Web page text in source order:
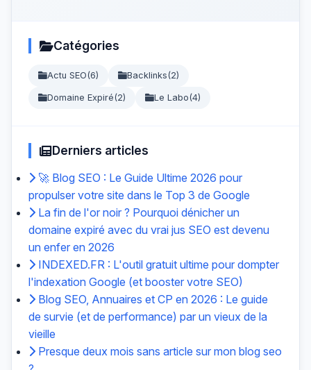
Catégories
Actu SEO(6) Backlinks(2)
Domaine Expiré(2) Le Labo(4)
Derniers articles
🚀 Blog SEO : Le Guide Ultime 2026 pour
propulser votre site dans le Top 3 de Google
La fin de l'or noir ? Pourquoi dénicher un
domaine expiré avec du vrai jus SEO est devenu
un enfer en 2026
INDEXED.FR : L'outil gratuit ultime pour dompter
l'indexation Google (et booster votre SEO)
Blog SEO, Annuaires et CP en 2026 : Le guide
de survie (et de performance) par un vieux de la
vieille
Presque deux mois sans article sur mon blog seo